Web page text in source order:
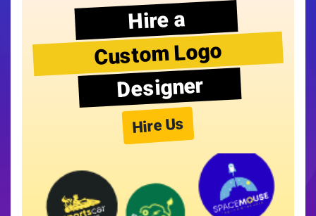
Hire a
Custom Logo
Designer
Hire Us